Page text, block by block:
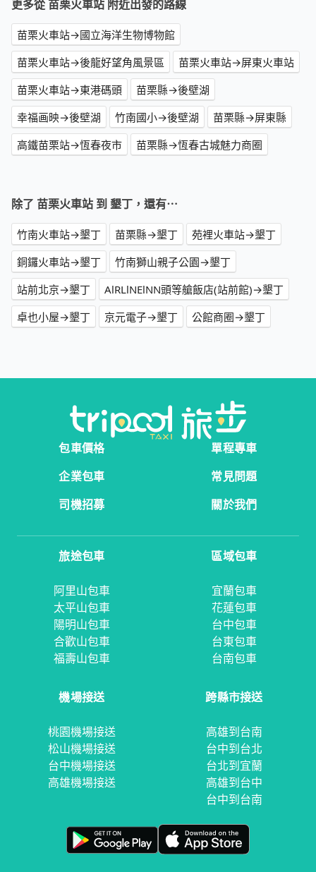
更多從 苗栗火車站 附近出發的路線
苗栗火車站→國立海洋生物博物館
苗栗火車站→後龍好望角風景區
苗栗火車站→屏東火車站
苗栗火車站→東港碼頭
苗栗縣→後壁湖
幸福画映→後壁湖
竹南國小→後壁湖
苗栗縣→屏東縣
高鐵苗栗站→恆春夜市
苗栗縣→恆春古城魅力商圈
除了 苗栗火車站 到 墾丁，還有⋯
竹南火車站→墾丁 苗栗縣→墾丁
苑裡火車站→墾丁
銅鑼火車站→墾丁
竹南獅山親子公園→墾丁
站前北京→墾丁
AlRLlNElNN頭等艙飯店(站前館)→墾丁
卓也小屋→墾丁
京元電子→墾丁 公館商圈→墾丁
包車價格
單程專車
企業包車
常見問題
司機招募
關於我們
旅途包車
阿里山包車
太平山包車
陽明山包車
合歡山包車
福壽山包車
區域包車
宜蘭包車
花蓮包車
台中包車
台東包車
台南包車
機場接送
桃園機場接送
松山機場接送
台中機場接送
高雄機場接送
跨縣市接送
高雄到台南
台中到台北
台北到宜蘭
高雄到台中
台中到台南